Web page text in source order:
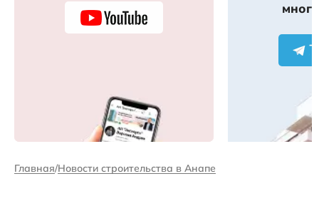
Главная Новости строительства в Анапе